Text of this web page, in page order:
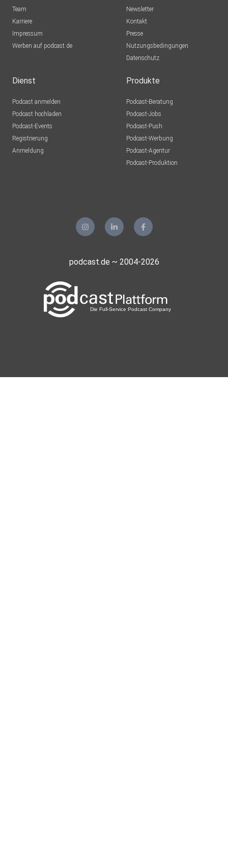
Patreon: https://www.patreon.com/apolut
flattr: https://flattr.com/@apolut
Tipeee: https://de.tipeee.com/apolut
Instagram: https://www.instagram.com/apolut_net
Twitter: https://twitter.com/apolut_net
Odysee: https://odysee.com/@apolut:a
Hosted on Acast. See acast.com/privacy for more
Team
Karriere
Impressum
Werben auf podcast.de
Newsletter
Kontakt
Presse
Nutzungsbedingungen
Datenschutz
Dienst
Podcast anmelden
Podcast hochladen
Podcast-Events
Registrierung
Anmeldung
Produkte
Podcast-Beratung
Podcast-Jobs
Podcast-Push
Podcast-Werbung
Podcast-Agentur
Podcast-Produktion
podcast.de ~ 2004-2026